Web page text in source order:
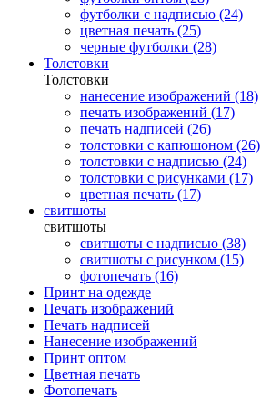
футболки с надписью (24)
цветная печать (25)
черные футболки (28)
Толстовки
Толстовки
нанесение изображений (18)
печать изображений (17)
печать надписей (26)
толстовки с капюшоном (26)
толстовки с надписью (24)
толстовки с рисунками (17)
цветная печать (17)
свитшоты
свитшоты
свитшоты с надписью (38)
свитшоты с рисунком (15)
фотопечать (16)
Принт на одежде
Печать изображений
Печать надписей
Нанесение изображений
Принт оптом
Цветная печать
Фотопечать